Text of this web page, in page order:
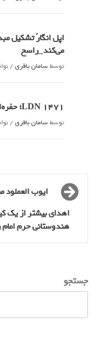
می‌کند_راسخ
توسطسامان باقری /
LDN 1471؛ حفره‌ای درخشان از نور و غبار_راسخ
توسطسامان باقری /
ایوب
اهدای بیشتر از یک
هندوستانی حرم
جستجو